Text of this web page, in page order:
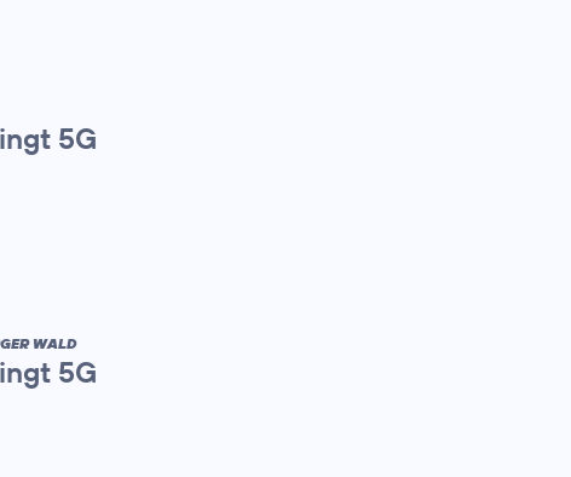
5G
WALD
5G